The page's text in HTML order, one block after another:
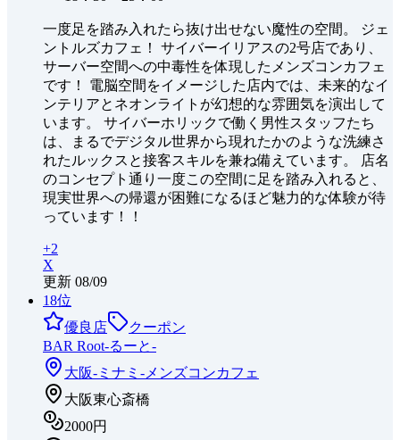
一度足を踏み入れたら抜け出せない魔性の空間。 ジェ
ントルズカフェ！ サイバーイリアスの2号店であり、
サーバー空間への中毒性を体現したメンズコンカフェ
です！ 電脳空間をイメージした店内では、未来的なイ
ンテリアとネオンライトが幻想的な雰囲気を演出して
います。 サイバーホリックで働く男性スタッフたち
は、まるでデジタル世界から現れたかのような洗練さ
れたルックスと接客スキルを兼ね備えています。 店名
のコンセプト通り一度この空間に足を踏み入れると、
現実世界への帰還が困難になるほど魅力的な体験が待
っています！！
+2
X
更新 08/09
18位
優良店
クーポン
BAR Root-るーと-
大阪-ミナミ- メンズコンカフェ
大阪東心斎橋
2000円